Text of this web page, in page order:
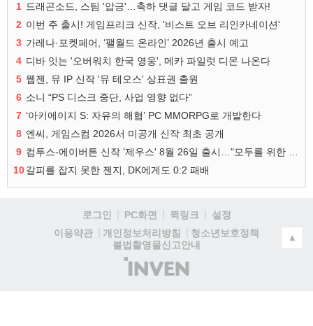
1 드래곤소드, 스팀 '압긍'…축하 댓글 달고 게임 코드 받자!
2 이번 주 출시! 게임프리크 신작, '비스트 오브 리인카네이션'
3 가레나·포켓페어, ‘팰월드 온라인’ 2026년 출시 예고
4 디바 잇는 '오버워치 한국 영웅', 메카 파일럿 디몬 나온다
5 웹젠, 뮤 IP 신작 '뮤 테오스' 상표권 출원
6 소니 “PS 디스크 중단, 사업 영향 없다”
7 ‘아키에이지 S: 자유의 해협’ PC MMORPG로 개발한다
8 엔씨, 게임스컴 2026서 미공개 신작 최초 공개
9
10갈피를 잡지 못한 젠지, DK에게도 0:2 패배
로그인 PC화면 퀵링크
설정
이용약관
개인정보처리방침
청소년보호정책
불법촬영물신고안내
(주)
인
▲